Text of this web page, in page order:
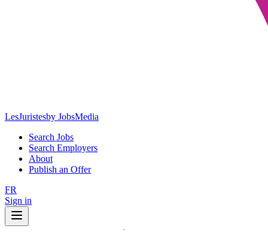
LesJuristesby JobsMedia
Search Jobs
Search Employers
About
Publish an Offer
FR
Sign in